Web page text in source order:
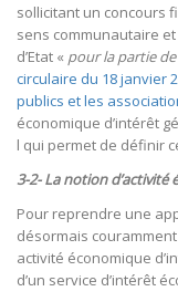
sollicitant un concours
sens communautaire
d’Etat « pour la partie
circulaire du 18 janvier
publics et les
économique d’intérêt
l qui permet de définir
3-2- La notion d’activité
Pour reprendre une
désormais
activité économique
d’un service d’intérêt